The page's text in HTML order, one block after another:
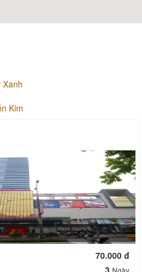
Kim
70.000 đ
3 Ngày